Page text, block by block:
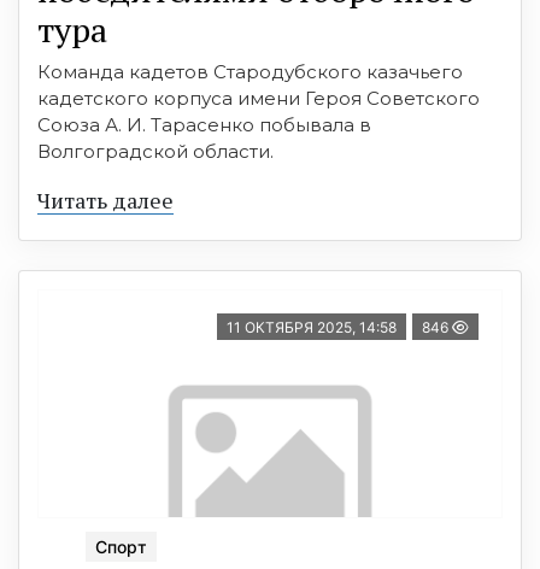
тура
Команда кадетов Стародубского казачьего
кадетского корпуса имени Героя Советского
Союза А. И. Тарасенко побывала в
Волгоградской области.
Читать далее
11 ОКТЯБРЯ 2025, 14:58 846
Спорт